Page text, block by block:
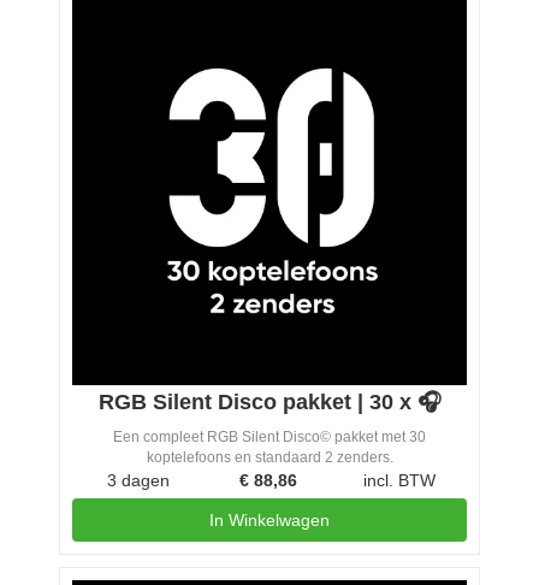
RGB Silent Disco pakket | 30 x 🎧
Een compleet RGB Silent Disco© pakket met 30
koptelefoons en standaard 2 zenders.
3 dagen € 88,86 incl. BTW
In Winkelwagen